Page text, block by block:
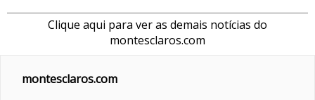
Clique aqui para ver as demais notícias do
montesclaros.com
montesclaros.com